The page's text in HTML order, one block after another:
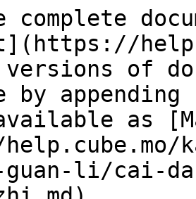
complete
versions of
by
as
guan-li/cai-